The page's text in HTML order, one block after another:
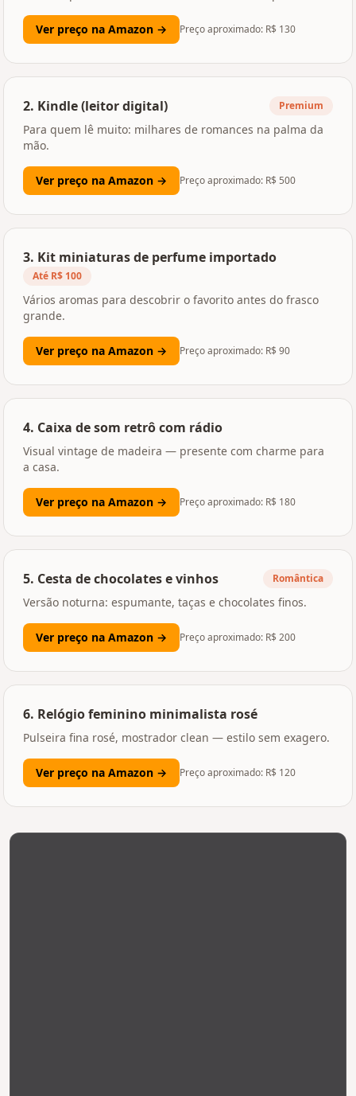
Ver preço na Amazon → Preço aproximado: R$ 130
2. Kindle (leitor digital) Premium
Para quem lê muito: milhares de romances na palma da
mão.
Ver preço na Amazon → Preço aproximado: R$ 500
3. Kit miniaturas de perfume importado
Até R$ 100
Vários aromas para descobrir o favorito antes do frasco
grande.
Ver preço na Amazon → Preço aproximado: R$ 90
4. Caixa de som retrô com rádio
Visual vintage de madeira — presente com charme para
a casa.
Ver preço na Amazon → Preço aproximado: R$ 180
5. Cesta de chocolates e vinhos Romântica
Versão noturna: espumante, taças e chocolates finos.
Ver preço na Amazon → Preço aproximado: R$ 200
6. Relógio feminino minimalista rosé
Pulseira fina rosé, mostrador clean — estilo sem exagero.
Ver preço na Amazon → Preço aproximado: R$ 120